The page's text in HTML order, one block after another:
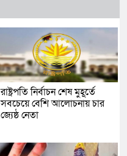
রাষ্ট্রপতি নির্বাচন শেষ মুহূর্তে
সবচেয়ে বেশি আলোচনায় চার
জ্যেষ্ঠ নেতা